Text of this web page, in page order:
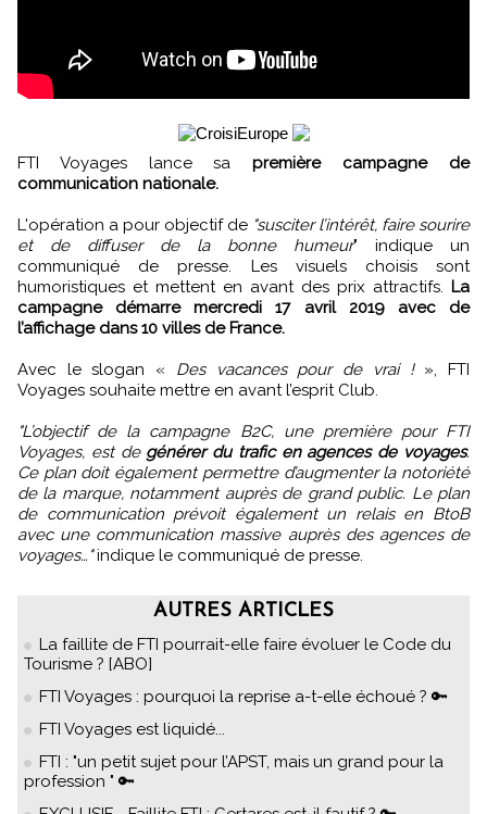
FTI Voyages lance sapremière campagne de
communication nationale.
L'opération a pour objectif de "susciter l’intérêt, faire sourire
et de diffuser de la bonne humeur" indique un
communiqué de presse. Les visuels choisis sont
humoristiques et mettent en avant des prix attractifs. La
campagne démarre mercredi 17 avril 2019 avec de
l’affichage dans 10 villes de France.
Avec le slogan « Des vacances pour de vrai !», FTI
Voyages souhaite mettre en avant l’esprit Club.
"L’objectif de la campagne B2C, une première pour FTI
Voyages, est de générer du trafic en agences de voyages.
Ce plan doit également permettre d’augmenter la notoriété
de la marque, notamment auprès de grand public. Le plan
de communication prévoit également un relais en BtoB
avec une communication massive auprès des agences de
voyages…"indique le communiqué de presse.
AUTRES ARTICLES
La faillite de FTI pourrait-elle faire évoluer le Code du
Tourisme ? [ABO]
FTI Voyages : pourquoi la reprise a-t-elle échoué ? 🔑
FTI Voyages est liquidé...
FTI : "un petit sujet pour l’APST, mais un grand pour la
profession " 🔑